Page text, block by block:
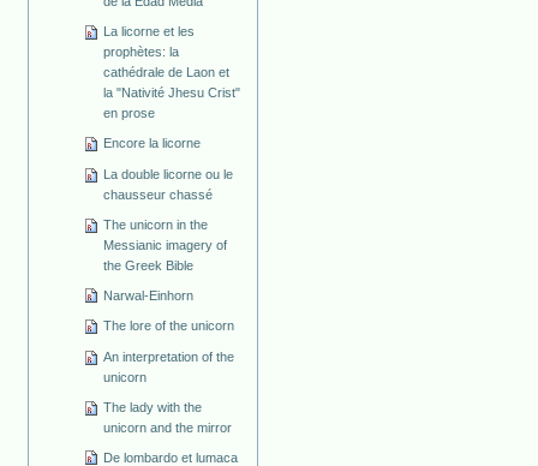
La licorne et les
prophètes: la
cathédrale de Laon et
la "Nativité Jhesu Crist"
en prose
Encore la licorne
La double licorne ou le
chausseur chassé
The unicorn in the
Messianic imagery of
the Greek Bible
Narwal-Einhorn
The lore of the unicorn
An interpretation of the
unicorn
The lady with the
unicorn and the mirror
De lombardo et lumaca